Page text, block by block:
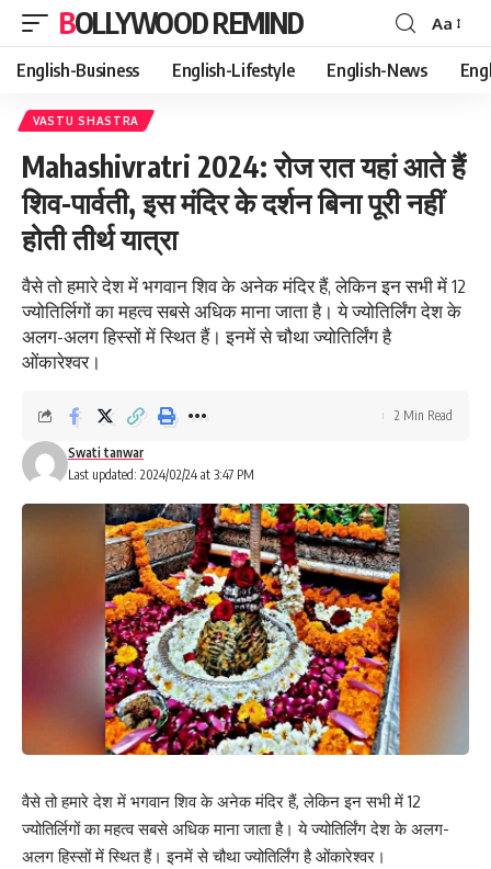
BOLLYWOOD REMIND
Font
Resizer
Aa
English-Business English-Lifestyle English-News
VASTU SHASTRA
Mahashivratri 2024: रोज रात यहां आते हैं
शिव-पार्वती, इस मंदिर के दर्शन बिना पूरी नहीं
होती तीर्थ यात्रा
वैसे तो हमारे देश में भगवान शिव के अनेक मंदिर हैं, लेकिन इन सभी में 12
ज्योतिर्लिगों का महत्व सबसे अधिक माना जाता है। ये ज्योतिर्लिंग देश के
अलग-अलग हिस्सों में स्थित हैं। इनमें से चौथा ज्योतिर्लिंग है
ओंकारेश्वर।
Last updated: 2024/02/24 at 3:47 PM
Swati tanwar
2 Min Read
वैसे तो हमारे देश में भगवान शिव के अनेक मंदिर हैं, लेकिन इन सभी में 12
ज्योतिर्लिगों का महत्व सबसे अधिक माना जाता है। ये ज्योतिर्लिंग देश के अलग-
अलग हिस्सों में स्थित हैं। इनमें से चौथा ज्योतिर्लिंग है ओंकारेश्वर।